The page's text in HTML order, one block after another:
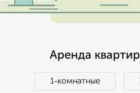
Аренда
1‑комнатные